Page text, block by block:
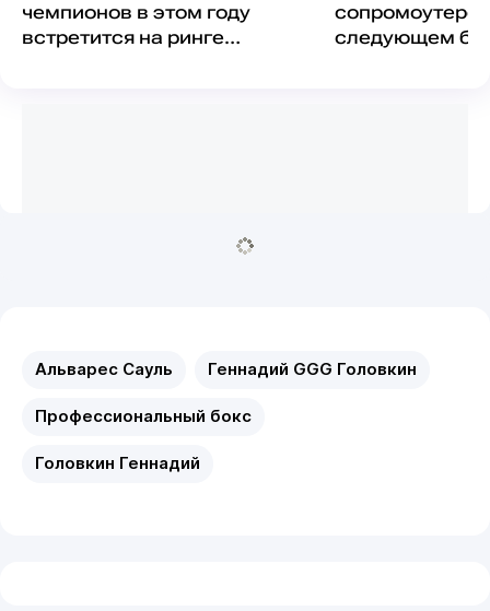
чемпионов в этом году
встретится на ринге
следующем
Альварес Сауль Геннадий GGG Головкин
Профессиональный бокс
Головкин Геннадий